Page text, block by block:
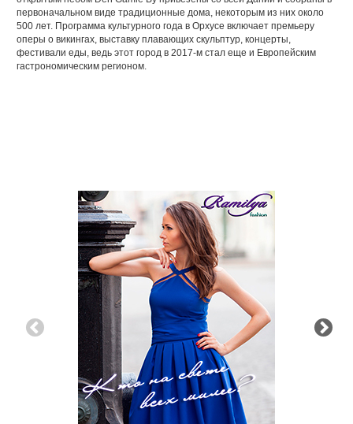
первоначальном виде традиционные дома, некоторым из них около
500 лет. Программа культурного года в Орхусе включает премьеру
оперы о викингах, выставку плавающих скульптур, концерты,
фестивали еды, ведь этот город в 2017-м стал еще и Европейским
гастрономическим регионом.